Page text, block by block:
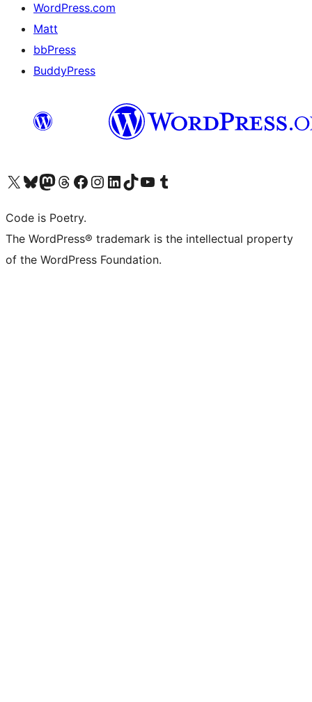
WordPress.com
Matt
bbPress
BuddyPress
Navštivte náš účet na X (dříve Twitter)
Navštivte náš Bluesky účetNavštivte náš účet Mastodon
Navštivte náš Threads účetNavštivte naši stránku na Facebooku
Navštivte náš Instagram účetNavštivte náš LinkedIn účetNavštivte náš TikTok účetNavštivte náš YouTube kanálNavštivte náš Tumblr účet
Code is Poetry.
The WordPress® trademark is the intellectual property
of the WordPress Foundation.